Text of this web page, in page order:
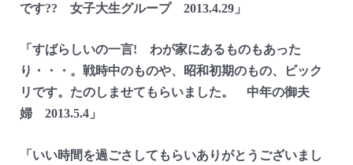
です?? 女子大生グループ 2013.4.29」
「すばらしいの一言! わが家にあるものもあった
り・・・。戦時中のものや、昭和初期のもの、ビック
リです。たのしませてもらいました。 中年の御夫
婦 2013.5.4」
「いい時間を過ごさしてもらいありがとうございまし